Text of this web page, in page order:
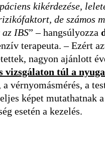
kikérdezése,
de számos
IBS” – hangsúlyozza
terapeuta. – Ezért
nagyon ajánlott
túl a
a
képet mutathatnak
esetén a kezelés.